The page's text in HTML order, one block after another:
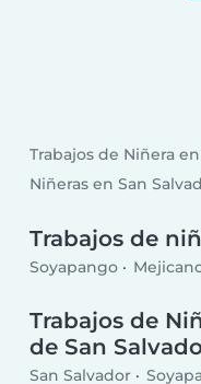
Trabajos de Niñera
Niñeras en San
Trabajos de
Soyapango
Trabajos de
de San
San Salvador